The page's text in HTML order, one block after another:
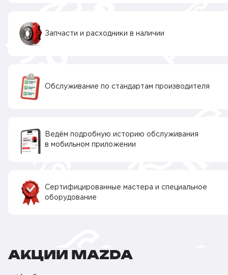
Запчасти и расходники в наличии
Обслуживание по стандартам производителя
Ведём подробную историю обслуживания
в мобильном приложении
Сертифицированные мастера и специальное
оборудование
АКЦИИ MAZDA